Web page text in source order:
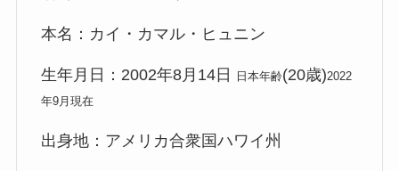
本名：カイ・カマル・ヒュニン
生年月日：2002年8月14日 日本年齢(20歳)2022
年9月現在
出身地：アメリカ合衆国ハワイ州